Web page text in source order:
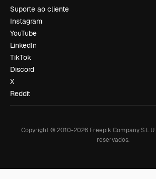
Suporte ao cliente
Instagram
YouTube
LinkedIn
TikTok
Discord
X
Reddit
Copyright © 2010-2026Freepik Company S.L.U.
reservados.